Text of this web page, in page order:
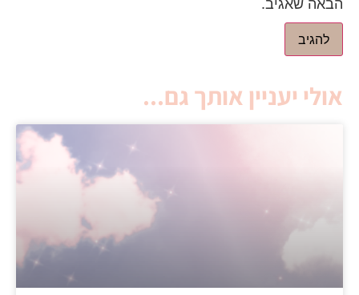
הבאה שאגיב.
אולי יעניין אותך גם...